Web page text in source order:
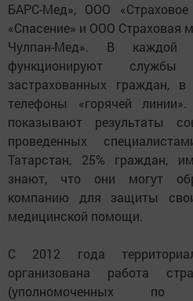
БАРС-Мед», ООО
«Спасение» и ООО Страховая
Чулпан-Мед». В
функционируют
застрахованных граждан,
телефоны «горячей
показывают результаты
проведенных
Татарстан, 25% граждан,
знают, что они могут
компанию для защиты
медицинской помощи.
С 2012 года
организована работа
(уполномоченных по